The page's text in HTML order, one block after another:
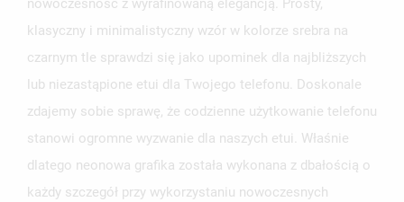
nowoczesność z wyrafinowaną elegancją. Prosty,
klasyczny i minimalistyczny wzór w kolorze srebra na
czarnym tle sprawdzi się jako upominek dla najbliższych
lub niezastąpione etui dla Twojego telefonu. Doskonale
zdajemy sobie sprawę, że codzienne użytkowanie telefonu
stanowi ogromne wyzwanie dla naszych etui. Właśnie
dlatego neonowa grafika została wykonana z dbałością o
każdy szczegół przy wykorzystaniu nowoczesnych